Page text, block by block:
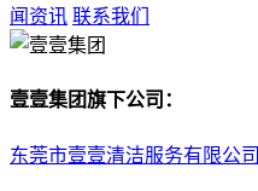
闻资讯 联系我们
壹壹集团旗下公司：
东莞市壹壹清洁服务有限公司